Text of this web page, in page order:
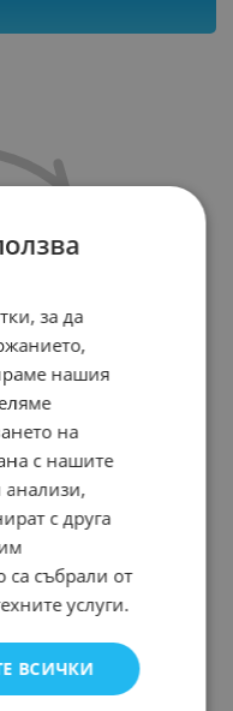
ГОЛЯМ
2.15 лв.
за да
нашия
на
с нашите
анализи,
с друга
са събрали от
услуги.
ВСИЧКИ